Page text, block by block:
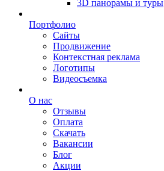
3D панорамы и туры
Портфолио
Сайты
Продвижение
Контекстная реклама
Логотипы
Видеосъемка
О нас
Отзывы
Оплата
Скачать
Вакансии
Блог
Акции